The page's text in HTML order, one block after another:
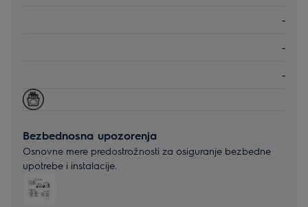
-
-
-
Bezbednosna upozorenja
Osnovne mere predostrožnosti za osiguranje bezbedne
upotrebe i instalacije.